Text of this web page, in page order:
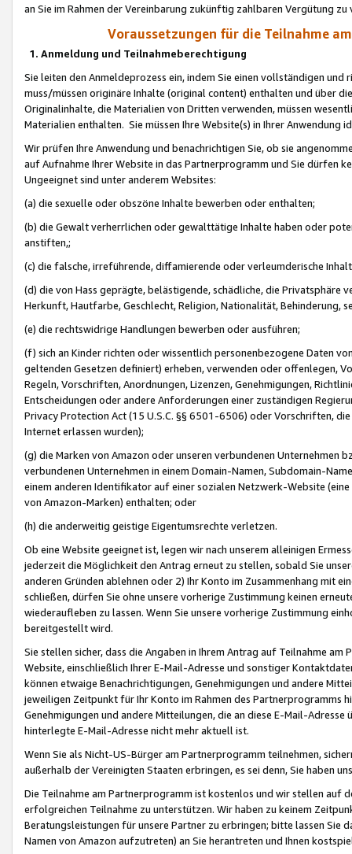
an Sie im Rahmen der Vereinbarung zukünftig zahlbaren Vergütung zu
Voraussetzungen für die Teilnahme
1. Anmeldung und Teilnahmeberechtigung
Sie leiten den Anmeldeprozess ein, indem Sie einen vollständigen
muss/müssen originäre Inhalte (original content) enthalten und über
Originalinhalte, die Materialien von Dritten verwenden, müssen
Materialien enthalten. Sie müssen Ihre Website(s) in Ihrer Anwendung
Wir prüfen Ihre Anwendung und benachrichtigen Sie, ob sie
auf Aufnahme Ihrer Website in das Partnerprogramm und Sie dürfen
Ungeeignet sind unter anderem Websites:
(a) die sexuelle oder obszöne Inhalte bewerben oder enthalten;
(b) die Gewalt verherrlichen oder gewalttätige Inhalte haben oder
anstiften,;
(c) die falsche, irreführende, diffamierende oder verleumderische
(d) die von Hass geprägte, belästigende, schädliche, die Privatsphäre
Herkunft, Hautfarbe, Geschlecht, Religion, Nationalität, Behinderung,
(e) die rechtswidrige Handlungen bewerben oder ausführen;
(f) sich an Kinder richten oder wissentlich personenbezogene Daten
geltenden Gesetzen definiert) erheben, verwenden oder offenlegen,
Regeln, Vorschriften, Anordnungen, Lizenzen, Genehmigungen,
Entscheidungen oder andere Anforderungen einer zuständigen
Privacy Protection Act (15 U.S.C. §§ 6501-6506) oder Vorschriften,
Internet erlassen wurden);
(g) die Marken von Amazon oder unseren verbundenen Unternehmen
verbundenen Unternehmen in einem Domain-Namen, Subdomain-
einem anderen Identifikator auf einer sozialen Netzwerk-Website
von Amazon-Marken) enthalten; oder
(h) die anderweitig geistige Eigentumsrechte verletzen.
Ob eine Website geeignet ist, legen wir nach unserem alleinigen
jederzeit die Möglichkeit den Antrag erneut zu stellen, sobald Sie
anderen Gründen ablehnen oder 2) Ihr Konto im Zusammenhang mit
schließen, dürfen Sie ohne unsere vorherige Zustimmung keinen
wiederaufleben zu lassen. Wenn Sie unsere vorherige Zustimmung
bereitgestellt wird.
Sie stellen sicher, dass die Angaben in Ihrem Antrag auf Teilnahme
Website, einschließlich Ihrer E-Mail-Adresse und sonstiger
können etwaige Benachrichtigungen, Genehmigungen und andere
jeweiligen Zeitpunkt für Ihr Konto im Rahmen des Partnerprogramms
Genehmigungen und andere Mitteilungen, die an diese E-Mail-
hinterlegte E-Mail-Adresse nicht mehr aktuell ist.
Wenn Sie als Nicht-US-Bürger am Partnerprogramm teilnehmen,
außerhalb der Vereinigten Staaten erbringen, es sei denn, Sie haben
Die Teilnahme am Partnerprogramm ist kostenlos und wir stellen auf
erfolgreichen Teilnahme zu unterstützen. Wir haben zu keinem
Beratungsleistungen für unsere Partner zu erbringen; bitte lassen Sie
Namen von Amazon aufzutreten) an Sie herantreten und Ihnen